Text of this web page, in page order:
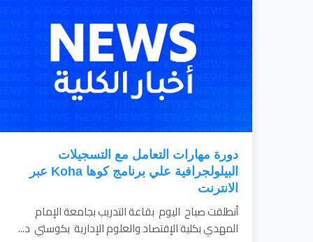
دورة مهارات التعامل مع التسجيلات
البيلولجرافية علي برنامج كوها Koha عبر
الانترنت
أنطلقت صباح اليوم بقاعة التدريب بجامعة الإمام
المهدي بكلية الإقتصاد والعلوم الإدارية بكوستي د...